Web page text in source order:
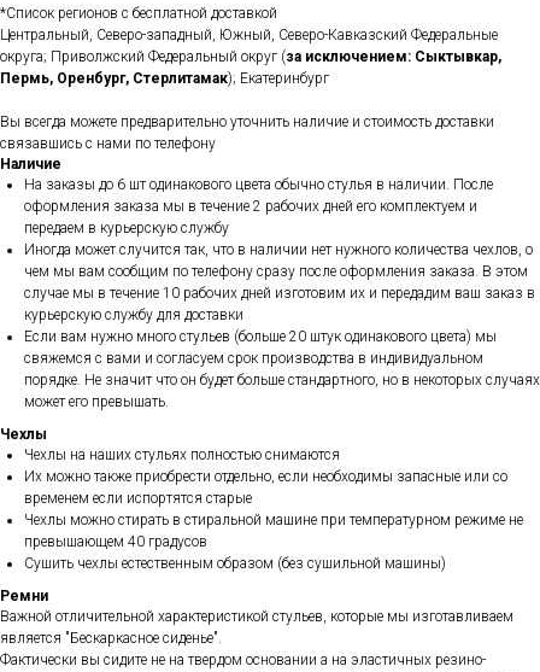
*Список регионов с бесплатной доставкой
Центральный, Северо-западный, Южный, Северо-Кавказский Федеральные
округа; Приволжский Федеральный округ (за исключением: Сыктывкар,
Пермь, Оренбург, Стерлитамак); Екатеринбург
Вы всегда можете предварительно уточнить наличие и стоимость доставки
связавшись с нами по телефону
Наличие
На заказы до 6 шт одинакового цвета обычно стулья в наличии. После
оформления заказа мы в течение 2 рабочих дней его комплектуем и
передаем в курьерскую службу
Иногда может случится так, что в наличии нет нужного количества чехлов, о
чем мы вам сообщим по телефону сразу после оформления заказа. В этом
случае мы в течение 10 рабочих дней изготовим их и передадим ваш заказ в
курьерскую службу для доставки
Если вам нужно много стульев (больше 20 штук одинакового цвета) мы
свяжемся с вами и согласуем срок производства в индивидуальном
порядке. Не значит что он будет больше стандартного, но в некоторых случаях
может его превышать.
Чехлы
Чехлы на наших стульях полностью снимаются
Их можно также приобрести отдельно, если необходимы запасные или со
временем если испортятся старые
Чехлы можно стирать в стиральной машине при температурном режиме не
превышающем 40 градусов
Сушить чехлы естественным образом (без сушильной машины)
Ремни
Важной отличительной характеристикой стульев, которые мы изготавливаем
является "Бескаркасное сиденье".
Фактически вы сидите не на твердом основании а на эластичных резино-